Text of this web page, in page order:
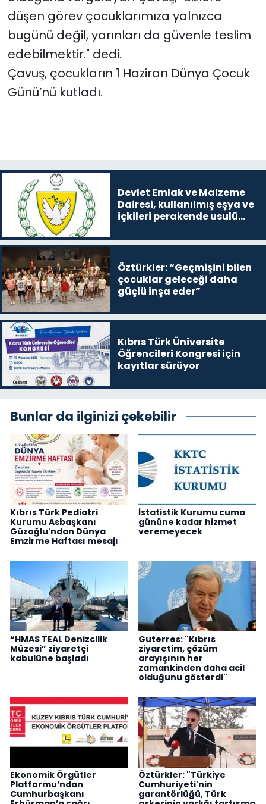
düşen görev çocuklarımıza yalnızca
bugünü değil, yarınları da güvenle teslim
edebilmektir." dedi.
Çavuş, çocukların 1 Haziran Dünya Çocuk
Günü’nü kutladı.
Devlet Emlak ve Malzeme
Dairesi, kullanılmış eşya ve
içkileri perakende usulü
Öztürkler: “Geçmişini bilen
çocuklar geleceği daha
güçlü inşa eder”
Kıbrıs Türk Üniversite
Öğrencileri Kongresi için
kayıtlar sürüyor
Bunlar da ilginizi çekebilir
Kıbrıs Türk Pediatri
Kurumu Asbaşkanı
Güzoğlu'ndan Dünya
Emzirme Haftası mesajı
İstatistik Kurumu cuma
gününe kadar hizmet
veremeyecek
“HMAS TEAL Denizcilik
Müzesi” ziyaretçi
kabulüne başladı
Guterres: "Kıbrıs
ziyaretim, çözüm
arayışının her
zamankinden daha acil
olduğunu gösterdi"
Ekonomik Örgütler
Platformu’ndan
Cumhurbaşkanı
Öztürkler: "Türkiye
Cumhuriyeti'nin
garantörlüğü, Türk